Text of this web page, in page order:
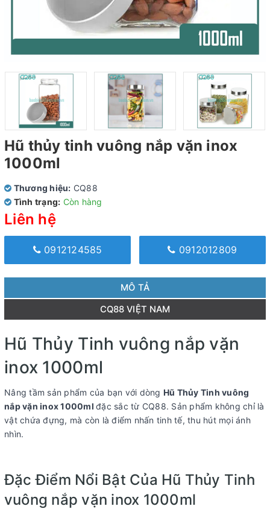
Hũ thủy tinh vuông nắp vặn inox
1000ml
Thương hiệu: CQ88
Tình trạng: Còn hàng
Liên hệ
0912124585 0912012809
MÔ TẢ
CQ88 VIỆT NAM
Hũ Thủy Tinh vuông nắp vặn
inox 1000ml
Nâng tầm sản phẩm của bạn với dòng Hũ Thủy Tinh vuông
nắp vặn inox 1000ml đặc sắc từ CQ88. Sản phẩm không chỉ là
vật chứa đựng, mà còn là điểm nhấn tinh tế, thu hút mọi ánh
nhìn.
Đặc Điểm Nổi Bật Của Hũ Thủy Tinh
vuông nắp vặn inox 1000ml